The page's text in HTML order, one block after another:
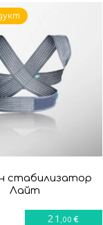
стабилизатор
Лайт
21 ,00 €